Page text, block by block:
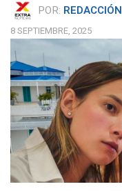
POR: REDACCIÓN
8 SEPTIEMBRE, 2025